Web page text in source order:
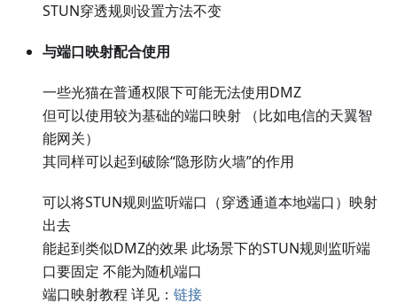
STUN穿透规则设置方法不变
与端口映射配合使用
一些光猫在普通权限下可能无法使用DMZ
但可以使用较为基础的端口映射 （比如电信的天翼智
能网关）
其同样可以起到破除“隐形防火墙”的作用
可以将STUN规则监听端口（穿透通道本地端口）映射
出去
能起到类似DMZ的效果 此场景下的STUN规则监听端
口要固定 不能为随机端口
端口映射教程 详见： 链接